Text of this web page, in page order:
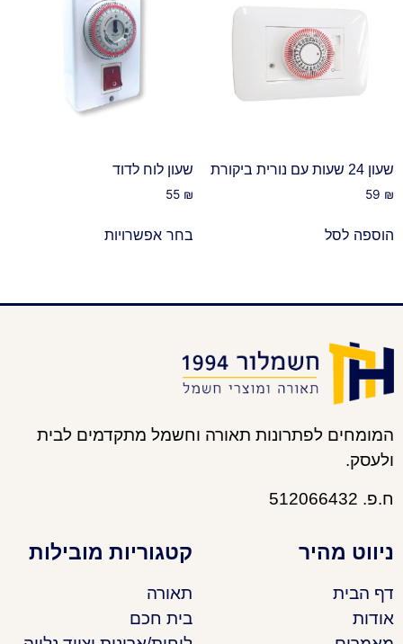
שעון 24 שעות עם נורית ביקורת
59 ₪
הוספה לסל
שעון לוח לדוד
55 ₪
בחר אפשרויות
המומחים לפתרונות תאורה וחשמל מתקדמים לבית
ולעסק.
ח.פ. 512066432
ניווט מהיר
דף הבית
אודות
קטגוריות מובילות
תאורה
בית חכם